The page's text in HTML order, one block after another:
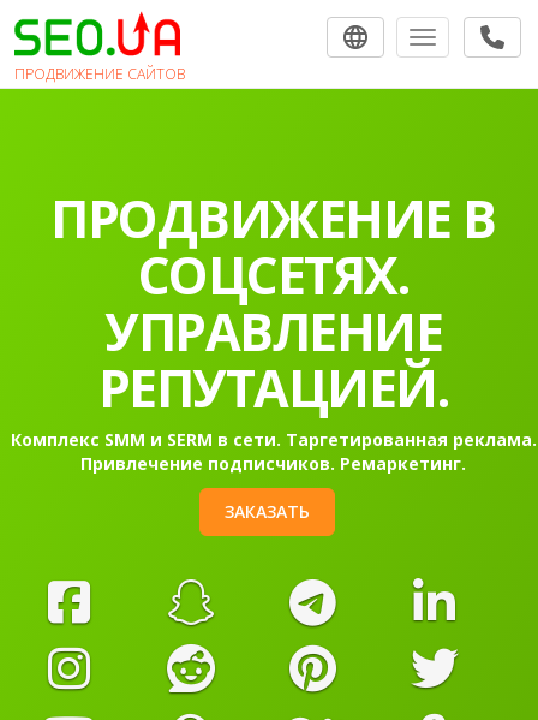
ПРОДВИЖЕНИЕ САЙТОВ
Toggle
ПРОДВИЖЕНИЕ В
СОЦСЕТЯХ.
УПРАВЛЕНИЕ
РЕПУТАЦИЕЙ.
Комплекс SMM и SERM в сети. Таргетированная реклама.
Привлечение подписчиков. Ремаркетинг.
ЗАКАЗАТЬ